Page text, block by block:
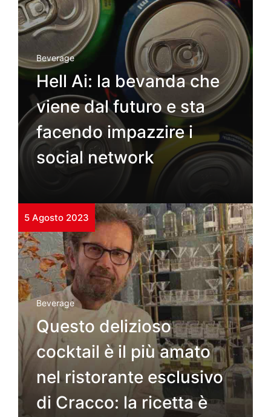
Beverage
Hell Ai: la bevanda che
viene dal futuro e sta
facendo impazzire i
social network
5 Agosto 2023
Beverage
Questo delizioso
cocktail è il più amato
nel ristorante esclusivo
di Cracco: la ricetta è